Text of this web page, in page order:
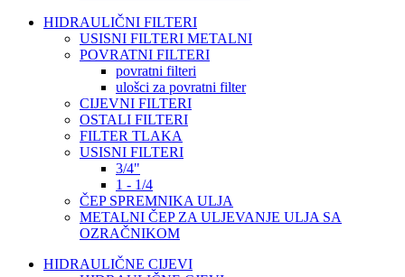
HIDRAULIČNI FILTERI
USISNI FILTERI METALNI
POVRATNI FILTERI
povratni filteri
ulošci za povratni filter
CIJEVNI FILTERI
OSTALI FILTERI
FILTER TLAKA
USISNI FILTERI
3/4"
1 - 1/4
ČEP SPREMNIKA ULJA
METALNI ČEP ZA ULJEVANJE ULJA SA
OZRAČNIKOM
HIDRAULIČNE CIJEVI